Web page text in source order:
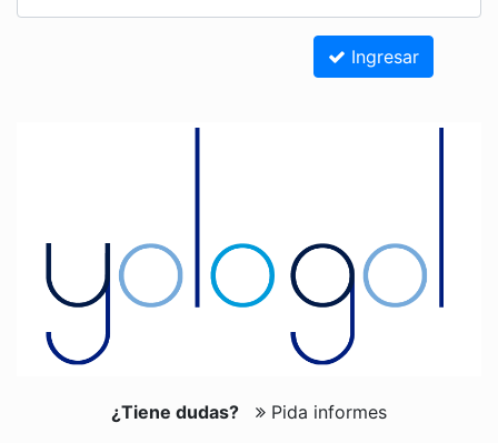
Ingresar
¿Tiene dudas? Pida informes